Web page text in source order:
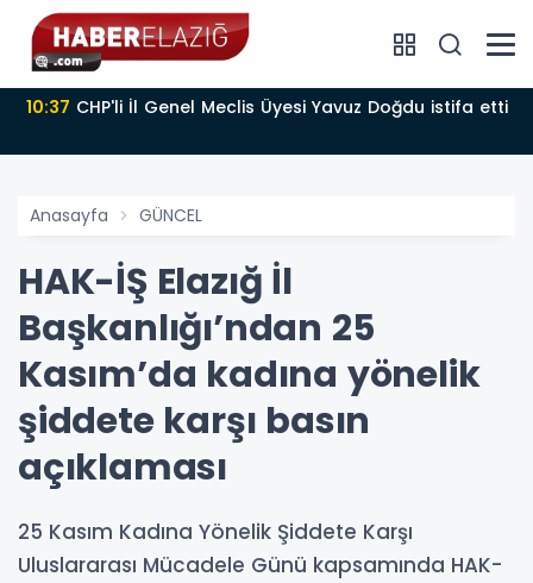
10:37 CHP'li İl Genel Meclis Üyesi Yavuz Doğdu istifa etti
Anasayfa GÜNCEL
HAK-İŞ Elazığ İl
Başkanlığı’ndan 25
Kasım’da kadına yönelik
şiddete karşı basın
açıklaması
25 Kasım Kadına Yönelik Şiddete Karşı
Uluslararası Mücadele Günü kapsamında HAK-